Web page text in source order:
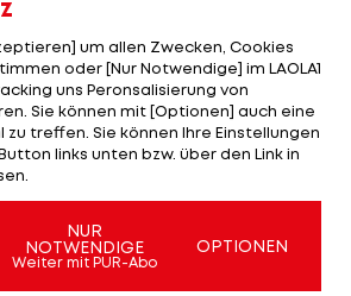
Breakchancen
Runde gegen die Schotten
und sich zurückgekämpft.
nicht mehr.
um allen Zwecken, Cookies
oder [Nur Notwendige] im LAOLA1
uns Peronsalisierung von
Sie können mit [Optionen] auch eine
zu treffen. Sie können Ihre Einstellungen
links unten bzw. über den Link in
NUR
NOTWENDIGE
Weiter mit PUR-Abo
OPTIONEN